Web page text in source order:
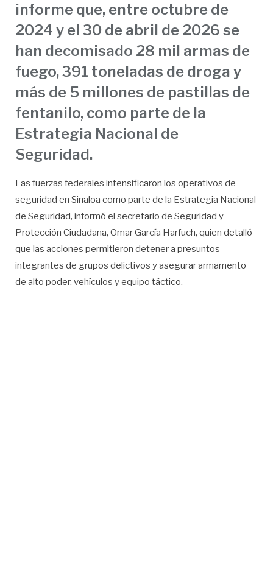
informe que, entre octubre de
2024 y el 30 de abril de 2026 se
han decomisado 28 mil armas de
fuego, 391 toneladas de droga y
más de 5 millones de pastillas de
fentanilo, como parte de la
Estrategia Nacional de
Seguridad.
Las fuerzas federales intensificaron los operativos de
seguridad en Sinaloa como parte de la Estrategia Nacional
de Seguridad, informó el secretario de Seguridad y
Protección Ciudadana, Omar García Harfuch, quien detalló
que las acciones permitieron detener a presuntos
integrantes de grupos delictivos y asegurar armamento
de alto poder, vehículos y equipo táctico.